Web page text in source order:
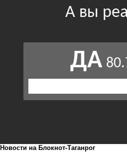
Новости на Блoкнoт-Таганрог